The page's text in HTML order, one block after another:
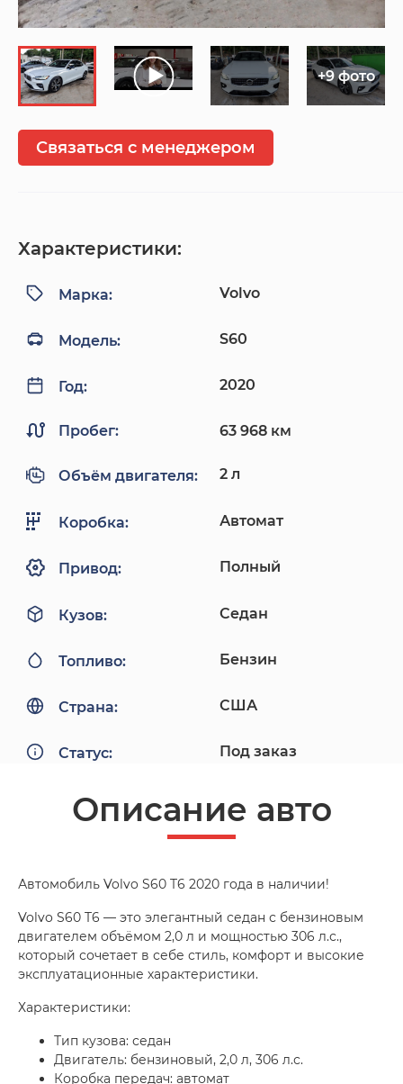
+9 фото
Связаться с менеджером
Характеристики:
Марка: Volvo
Модель: S60
Год: 2020
Пробег: 63 968 км
Объём двигателя: 2 л
Коробка: Автомат
Привод: Полный
Кузов: Седан
Топливо: Бензин
Страна: США
Статус: Под заказ
Описание авто
Автомобиль Volvo S60 T6 2020 года в наличии!
Volvo S60 T6 — это элегантный седан с бензиновым
двигателем объёмом 2,0 л и мощностью 306 л.с.,
который сочетает в себе стиль, комфорт и высокие
эксплуатационные характеристики.
Характеристики:
Тип кузова: седан
Двигатель: бензиновый, 2,0 л, 306 л.с.
Коробка передач: автомат